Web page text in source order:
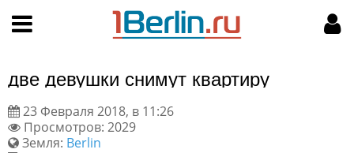
Поиск
Пользовательское соглашение
МОЙ АККАУНТ
Мои объявления
две девушки снимут квартиру
23 Февраля 2018, в 11:26
Просмотров: 2029
Земля: Berlin